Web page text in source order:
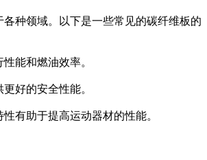
种领域。以下是一些常见的碳纤维板的
能和燃油效率。
好的安全性能。
有助于提高运动器材的性能。